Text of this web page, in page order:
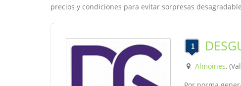
precios y condiciones para evitar sorpresas
Almoines,